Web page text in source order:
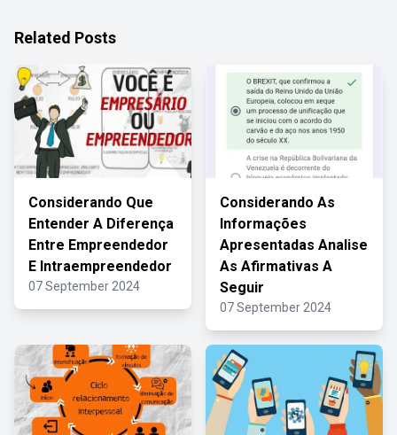
Related Posts
Considerando Que
Entender A Diferença
Entre Empreendedor
E Intraempreendedor
07 September 2024
Considerando As
Informações
Apresentadas Analise
As Afirmativas A
Seguir
07 September 2024